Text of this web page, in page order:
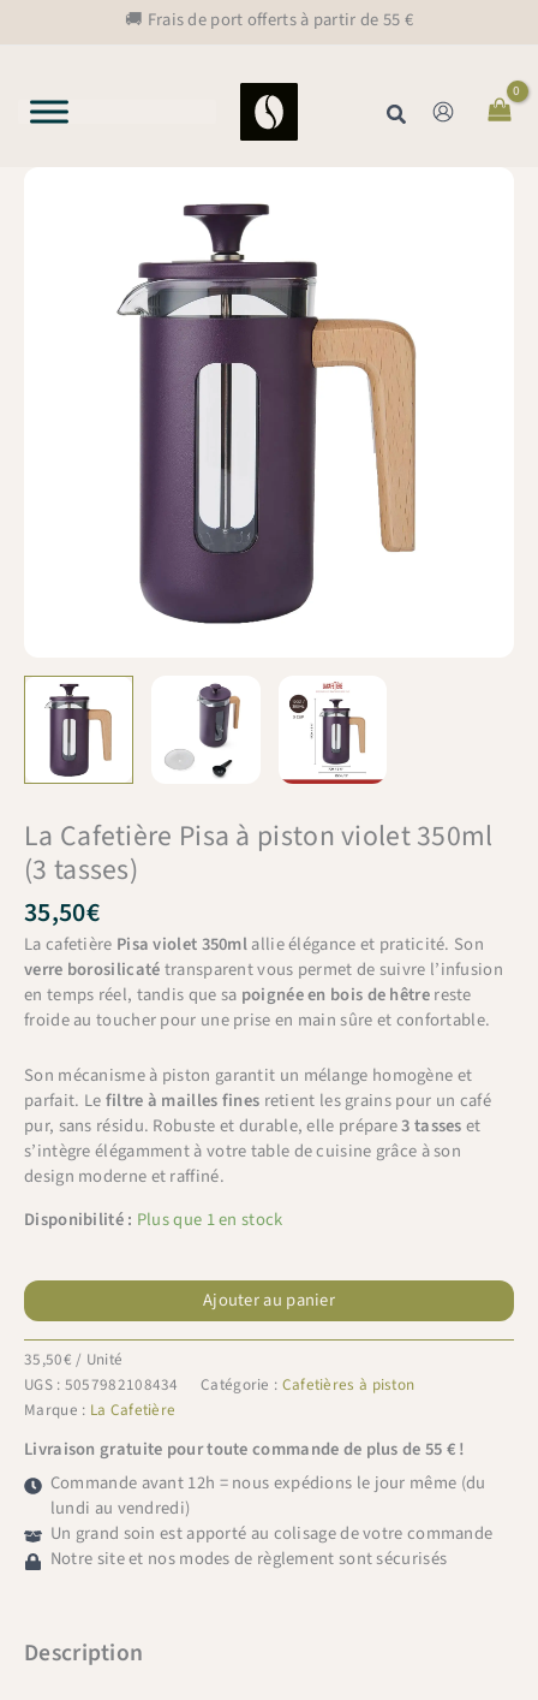
🚚 Frais de port offerts à partir de 55 €
Rechercher
La Cafetière Pisa à piston violet 350ml
(3 tasses)
35,50€
La cafetière Pisa violet 350mlallie élégance et praticité. Son
verre borosilicatétransparent vous permet de suivre l’infusion
en temps réel, tandis que sa poignée en bois de hêtrereste
froide au toucher pour une prise en main sûre et confortable.
Son mécanisme à piston garantit un mélange homogène et
parfait. Lefiltre à mailles fines retient les grains pour un café
pur, sans résidu. Robuste et durable, elle prépare3 tasseset
s’intègre élégamment à votre table de cuisine grâce à son
design moderne et raffiné.
Disponibilité : Plus que 1 en stock
quantité
de
La
Cafetière
Pisa
à
piston
violet
350ml
(3
tasses)
Ajouter au panier
35,50€ / Unité
UGS : 5057982108434 Catégorie : Cafetières à piston
Marque : La Cafetière
Livraison gratuite pour toute commande de plus de 55 € !
Commande avant 12h = nous expédions le jour même (du
lundi au vendredi)
Un grand soin est apporté au colisage de votre commande
Notre site et nos modes de règlement sont sécurisés
Description